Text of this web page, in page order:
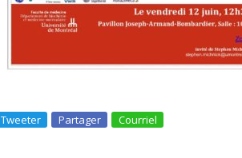
Tweeter Partager Courriel